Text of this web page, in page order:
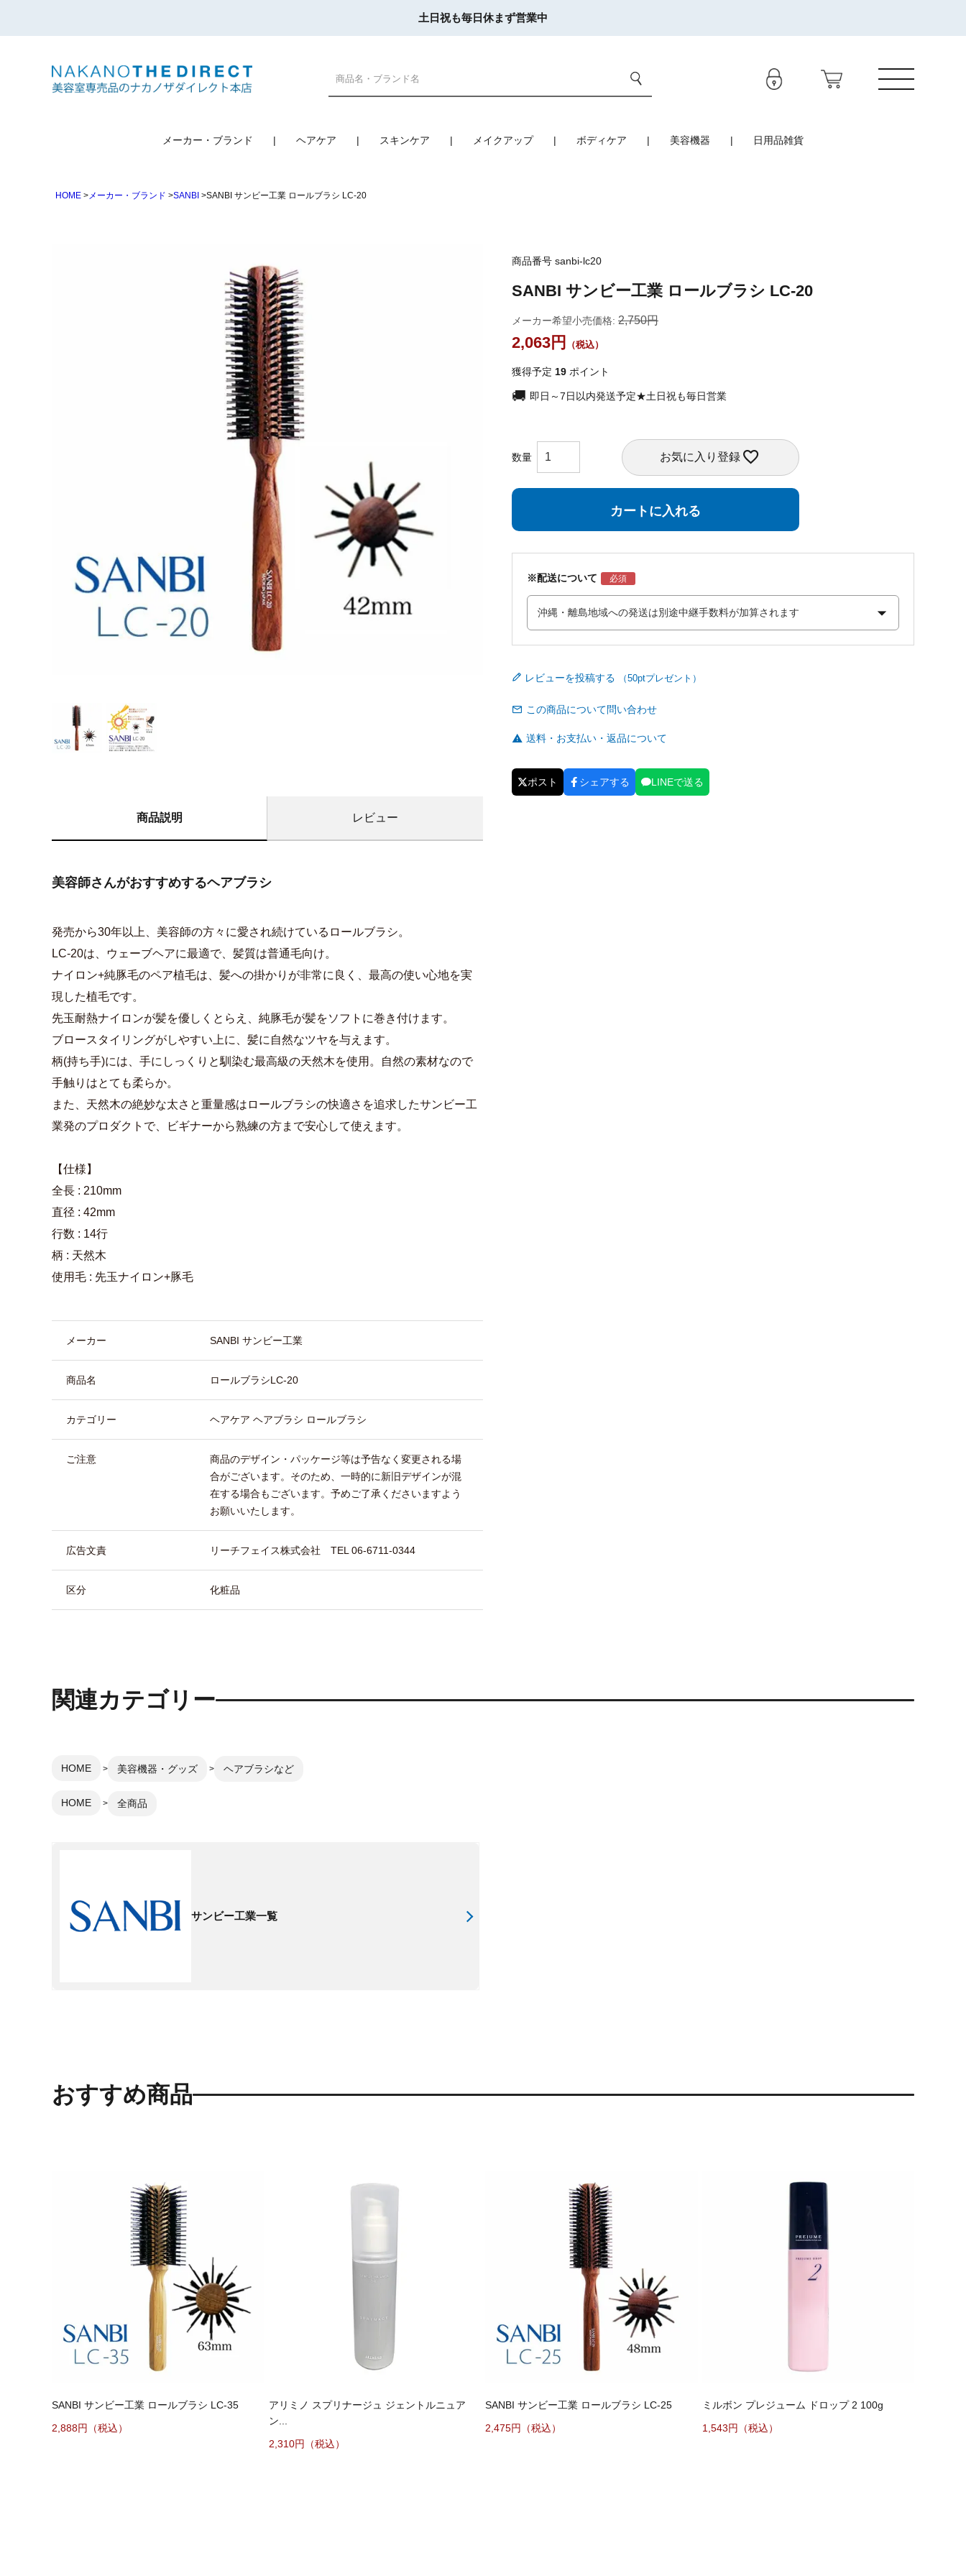
土日祝も毎日休まず営業中
メーカー・ブランド ヘアケア スキンケア メイクアップ ボディケア 美容機器 日用品雑貨
HOME メーカー・ブランド SANBI SANBI サンビー工業 ロールブラシ LC-20
商品説明 レビュー
美容師さんがおすすめするヘアブラシ
発売から30年以上、美容師の方々に愛され続けているロールブラシ。
LC-20は、ウェーブヘアに最適で、髪質は普通毛向け。
ナイロン+純豚毛のペア植毛は、髪への掛かりが非常に良く、最高の使い心地を実
現した植毛です。
先玉耐熱ナイロンが髪を優しくとらえ、純豚毛が髪をソフトに巻き付けます。
ブロースタイリングがしやすい上に、髪に自然なツヤを与えます。
柄(持ち手)には、手にしっくりと馴染む最高級の天然木を使用。自然の素材なので
手触りはとても柔らか。
また、天然木の絶妙な太さと重量感はロールブラシの快適さを追求したサンビー工
業発のプロダクトで、ビギナーから熟練の方まで安心して使えます。
【仕様】
全長 : 210mm
直径 : 42mm
行数 : 14行
柄 : 天然木
使用毛 : 先玉ナイロン+豚毛
メーカー SANBI サンビー工業
商品名 ロールブラシLC-20
カテゴリー ヘアケア ヘアブラシ ロールブラシ
ご注意
商品のデザイン・パッケージ等は予告なく変更される場
合がございます。そのため、一時的に新旧デザインが混
在する場合もございます。予めご了承くださいますよう
お願いいたします。
広告文責 リーチフェイス株式会社 TEL 06-6711-0344
区分 化粧品
商品番号 sanbi-lc20
SANBI サンビー工業 ロールブラシ LC-20
メーカー希望小売価格: 2,750
2,063
獲得予定 19 ポイント
即日～7日以内発送予定★土日祝も毎日営業
お気に入り登録
カートに入れる
※配送について
レビューを投稿する
この商品について問い合わせ
送料・お支払い・返品について
ポスト シェアする LINEで送る
関連カテゴリー
HOME 美容機器・グッズ ヘアブラシなど
HOME 全商品
サンビー工業一覧
おすすめ商品
SANBI サンビー工業 ロールブラシ LC-35
2,888円（税込）
アリミノ スプリナージュ ジェントルニュア
ン...
2,310円（税込）
SANBI サンビー工業 ロールブラシ LC-25
2,475円（税込）
ミルボン プレジューム ドロップ 2 100g
1,543円（税込）